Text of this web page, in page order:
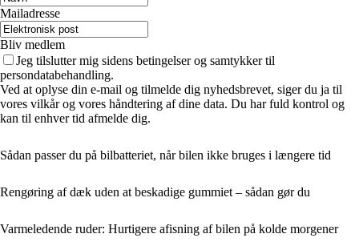
Mailadresse
Bliv medlem
Jeg tilslutter mig sidens betingelser og samtykker til
persondatabehandling.
Ved at oplyse din e-mail og tilmelde dig nyhedsbrevet, siger du ja til
vores vilkår og vores håndtering af dine data. Du har fuld kontrol og
kan til enhver tid afmelde dig.
Sådan passer du på bilbatteriet, når bilen ikke bruges i længere tid
Rengøring af dæk uden at beskadige gummiet – sådan gør du
Varmeledende ruder: Hurtigere afisning af bilen på kolde morgener